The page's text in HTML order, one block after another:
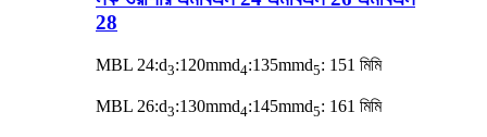
28
MBL 24:d3:120mmd4:135mmd5: 151 মিমি
MBL 26:d3:130mmd4:145mmd5: 161 মিমি